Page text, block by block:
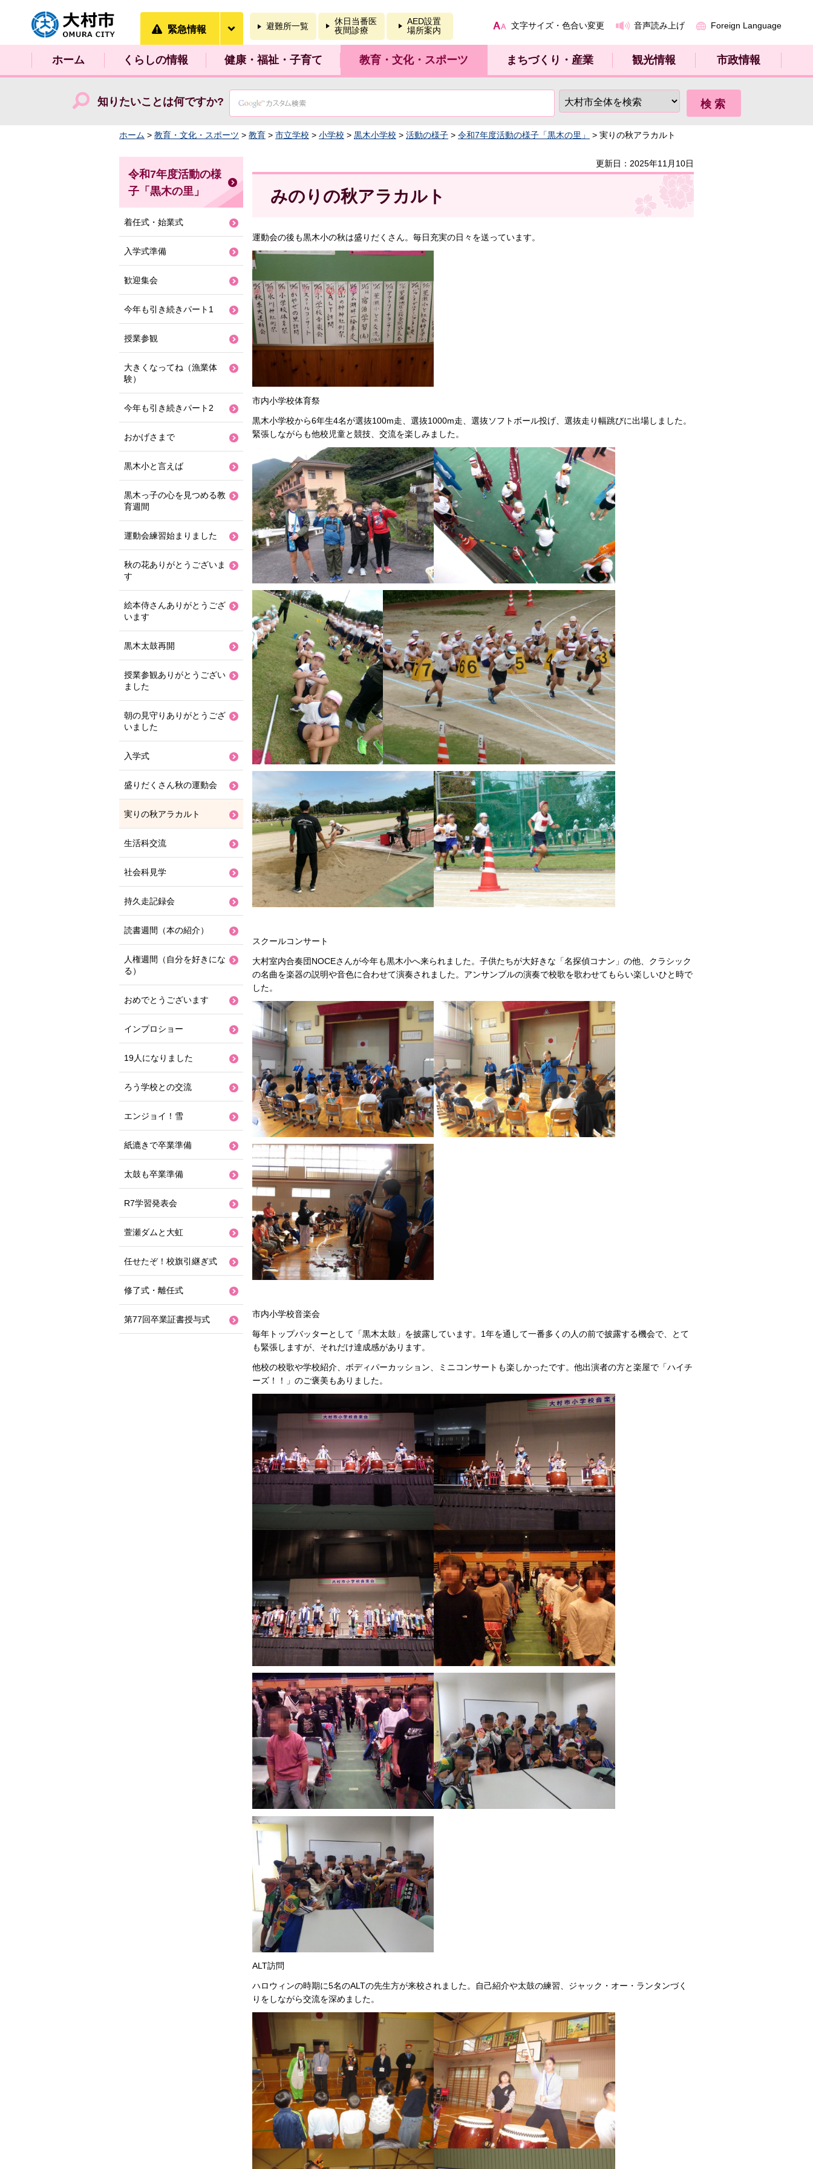
大村市
緊急情報 避難所一覧
休日当番医
夜間診療
AED設置
場所案内
文字サイズ・色合い変更 音声読み上げ Foreign Language
ホーム くらしの情報 健康・福祉・子育て 教育・文化・スポーツ まちづくり・産業 観光情報 市政情報
知りたいことは何ですか?
ホーム > 教育・文化・スポーツ > 教育 > 市立学校 > 小学校 > 黒木小学校 > 活動の様子 > 令和7年度活動の様子「黒木の里」 > 実りの秋アラカルト
更新日：2025年11月10日
みのりの秋アラカルト
運動会の後も黒木小の秋は盛りだくさん。毎日充実の日々を送っています。
市内小学校体育祭
黒木小学校から6年生4名が選抜100m走、選抜1000m走、選抜ソフトボール投げ、選抜走り幅跳びに出場しました。
緊張しながらも他校児童と競技、交流を楽しみました。
スクールコンサート
大村室内合奏団NOCEさんが今年も黒木小へ来られました。子供たちが大好きな「名探偵コナン」の他、クラシック
の名曲を楽器の説明や音色に合わせて演奏されました。アンサンブルの演奏で校歌を歌わせてもらい楽しいひと時で
した。
市内小学校音楽会
毎年トップバッターとして「黒木太鼓」を披露しています。1年を通して一番多くの人の前で披露する機会で、とて
も緊張しますが、それだけ達成感があります。
他校の校歌や学校紹介、ボディパーカッション、ミニコンサートも楽しかったです。他出演者の方と楽屋で「ハイチ
ーズ！！」のご褒美もありました。
ALT訪問
ハロウィンの時期に5名のALTの先生方が来校されました。自己紹介や太鼓の練習、ジャック・オー・ランタンづく
りをしながら交流を深めました。
令和7年度活動の様
子「黒木の里」
着任式・始業式
入学式準備
歓迎集会
今年も引き続きパート1
授業参観
大きくなってね（漁業体
験）
今年も引き続きパート2
おかげさまで
黒木小と言えば
黒木っ子の心を見つめる教
育週間
運動会練習始まりました
秋の花ありがとうございま
す
絵本侍さんありがとうござ
います
黒木太鼓再開
授業参観ありがとうござい
ました
朝の見守りありがとうござ
いました
入学式
盛りだくさん秋の運動会
実りの秋アラカルト
生活科交流
社会科見学
持久走記録会
読書週間（本の紹介）
人権週間（自分を好きにな
る）
おめでとうございます
インプロショー
19人になりました
ろう学校との交流
エンジョイ！雪
紙漉きで卒業準備
太鼓も卒業準備
R7学習発表会
萱瀬ダムと大虹
任せたぞ！校旗引継ぎ式
修了式・離任式
第77回卒業証書授与式